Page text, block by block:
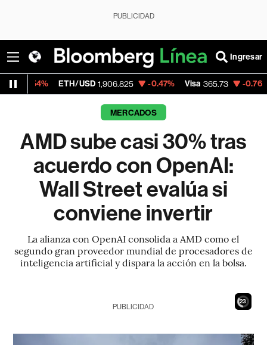
PUBLICIDAD
Ingresar
1,906.825 -0.47% Visa 365.73 -0.76% MercadoLibre
MERCADOS
AMD sube casi 30% tras
acuerdo con OpenAI:
Wall Street evalúa si
conviene invertir
La alianza con OpenAI consolida a AMD como el
segundo gran proveedor mundial de procesadores de
inteligencia artificial y dispara la acción en la bolsa.
21
PUBLICIDAD